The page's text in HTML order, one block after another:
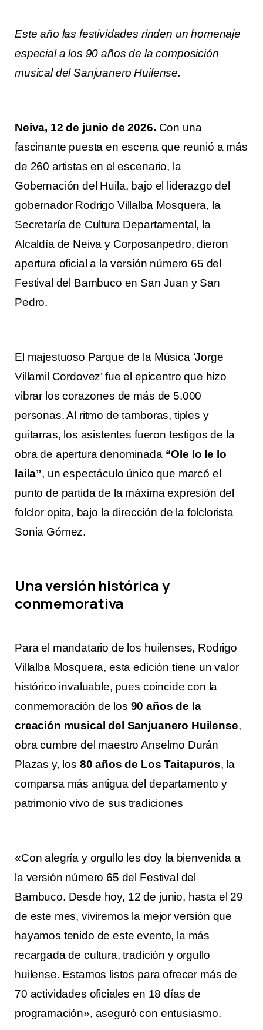
Este año las festividades rinden un homenaje
especial a los 90 años de la composición
musical del Sanjuanero Huilense.
Neiva, 12 de junio de 2026. Con una
fascinante puesta en escena que reunió a más
de 260 artistas en el escenario, la
Gobernación del Huila, bajo el liderazgo del
gobernador Rodrigo Villalba Mosquera, la
Secretaría de Cultura Departamental, la
Alcaldía de Neiva y Corposanpedro, dieron
apertura oficial a la versión número 65 del
Festival del Bambuco en San Juan y San
Pedro.
El majestuoso Parque de la Música ‘Jorge
Villamil Cordovez’ fue el epicentro que hizo
vibrar los corazones de más de 5.000
personas. Al ritmo de tamboras, tiples y
guitarras, los asistentes fueron testigos de la
obra de apertura denominada “Ole lo le lo
laila”, un espectáculo único que marcó el
punto de partida de la máxima expresión del
folclor opita, bajo la dirección de la folclorista
Sonia Gómez.
Una versión histórica y
conmemorativa
Para el mandatario de los huilenses, Rodrigo
Villalba Mosquera, esta edición tiene un valor
histórico invaluable, pues coincide con la
conmemoración de los 90 años de la
creación musical del Sanjuanero Huilense,
obra cumbre del maestro Anselmo Durán
Plazas y, los 80 años de Los Taitapuros, la
comparsa más antigua del departamento y
patrimonio vivo de sus tradiciones
«Con alegría y orgullo les doy la bienvenida a
la versión número 65 del Festival del
Bambuco. Desde hoy, 12 de junio, hasta el 29
de este mes, viviremos la mejor versión que
hayamos tenido de este evento, la más
recargada de cultura, tradición y orgullo
huilense. Estamos listos para ofrecer más de
70 actividades oficiales en 18 días de
programación», aseguró con entusiasmo.